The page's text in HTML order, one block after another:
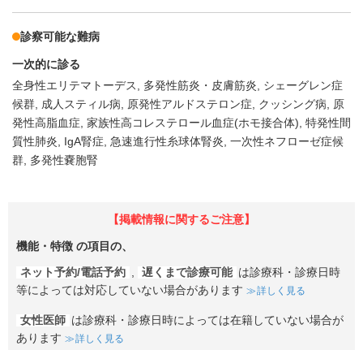
診察可能な難病
一次的に診る
全身性エリテマトーデス
多発性筋炎・皮膚筋炎
シェーグレン症
候群 成人スティル病 原発性アルドステロン症 クッシング病
原
発性高脂血症 家族性高コレステロール血症(ホモ接合体) 特発性間
質性肺炎
IgA腎症 急速進行性糸球体腎炎 一次性ネフローゼ症候
群 多発性嚢胞腎
【掲載情報に関するご注意】
機能・特徴 の項目の、
ネット予約/電話予約 , 遅くまで診療可能 は診療科・診療日時
等によっては対応していない場合があります
詳しく見る
女性医師 は診療科・診療日時によっては在籍していない場合が
あります
詳しく見る